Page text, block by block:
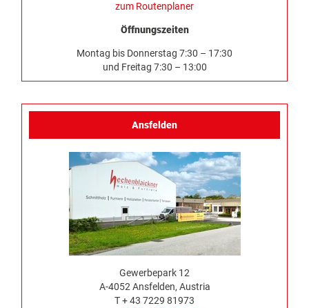
zum Routenplaner
Öffnungszeiten
Montag bis Donnerstag 7:30 – 17:30
und Freitag 7:30 – 13:00
Ansfelden
Gewerbepark 12
A-4052 Ansfelden, Austria
T + 43 7229 81973